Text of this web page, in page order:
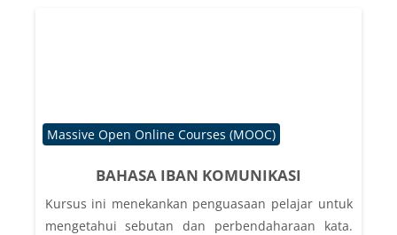
BAHASA IBAN KOMUNIKASI
Course category
Massive Open Online Courses (MOOC)
Kursus ini menekankan penguasaan pelajar untuk
mengetahui sebutan dan perbendaharaan kata.